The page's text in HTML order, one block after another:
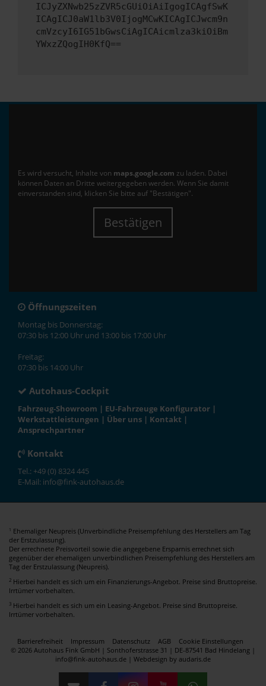
ICJyZXNwb25zZVR5cGUiOiAiIgogICAgfSwK
ICAgICJ0aW1lb3V0IjogMCwKICAgICJwcm9n
cmVzcyI6IG51bGwsCiAgICAicmlza3kiOiBm
YWxzZQogIH0KfQ==
Es wird versucht, Inhalte von maps.google.com zu laden. Dabei
können Daten an Dritte weitergegeben werden. Wenn Sie damit
einverstanden sind, klicken Sie bitte auf "Bestätigen".
Bestätigen
Öffnungszeiten
Montag bis Donnerstag:
07:30 bis 12:00 Uhr und 13:00 bis 17:00 Uhr
Freitag:
07:30 bis 14:00 Uhr
Autohaus-Cockpit
Fahrzeug-Showroom | EU-Fahrzeuge Konfigurator |
Werkstattleistungen | Über uns | Kontakt |
Ansprechpartner
Kontakt
Tel.: +49 (0) 8324 445
E-Mail: info@fink-autohaus.de
1 Ehemaliger Neupreis (Unverbindliche Preisempfehlung des Herstellers am Tag
der Erstzulassung).
Der errechnete Preisvorteil sowie die angegebene Ersparnis errechnet sich
gegenüber der ehemaligen unverbindlichen Preisempfehlung des Herstellers am
Tag der Erstzulassung (Neupreis).
2 Hierbei handelt es sich um ein Finanzierungs-Angebot. Preise sind Bruttopreise.
Irrtümer vorbehalten.
3 Hierbei handelt es sich um ein Leasing-Angebot. Preise sind Bruttopreise.
Irrtümer vorbehalten.
Barrierefreiheit Impressum Datenschutz AGB
Cookie Einstellungen
© 2026 Autohaus Fink GmbH | Sonthoferstrasse 31 | DE-87541 Bad Hindelang |
info@fink-autohaus.de | Webdesign by audaris.de